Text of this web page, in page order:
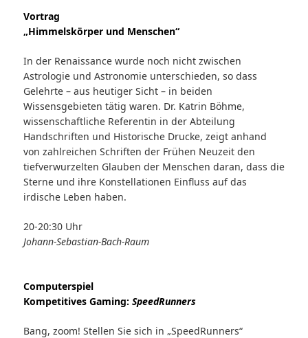
Vortrag
„Himmelskörper und Menschen“
In der Renaissance wurde noch nicht zwischen
Astrologie und Astronomie unterschieden, so dass
Gelehrte – aus heutiger Sicht – in beiden
Wissensgebieten tätig waren. Dr. Katrin Böhme,
wissenschaftliche Referentin in der Abteilung
Handschriften und Historische Drucke, zeigt anhand
von zahlreichen Schriften der Frühen Neuzeit den
tiefverwurzelten Glauben der Menschen daran, dass die
Sterne und ihre Konstellationen Einfluss auf das
irdische Leben haben.
20-20:30 Uhr
Johann-Sebastian-Bach-Raum
Computerspiel
Kompetitives Gaming: SpeedRunners
Bang, zoom! Stellen Sie sich in „SpeedRunners“